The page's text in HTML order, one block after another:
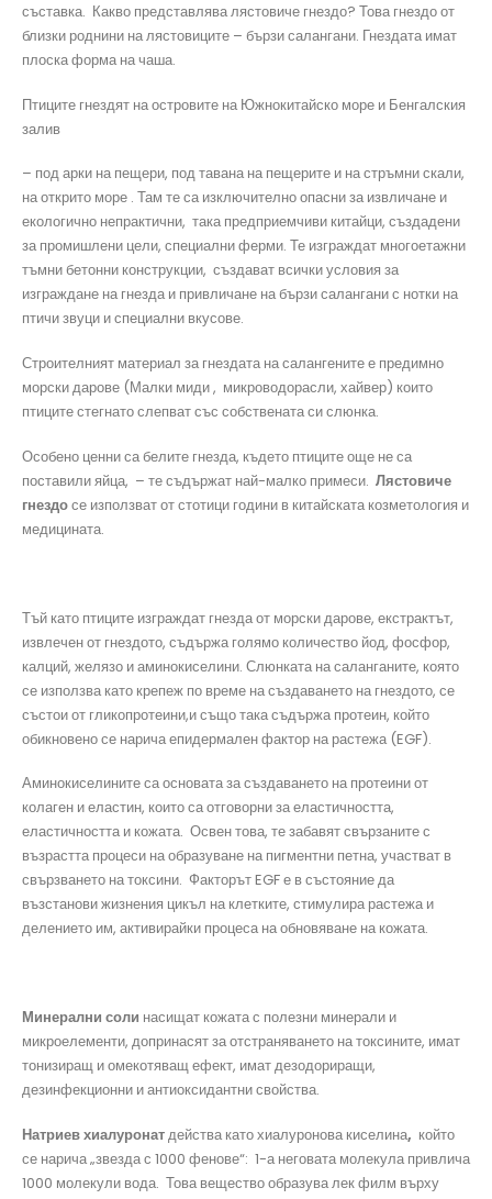
съставка. Какво представлява лястовиче гнездо? Това гнездо от
близки роднини на лястовиците – бързи салангани. Гнездата имат
плоска форма на чаша.
Птиците гнездят на островите на Южнокитайско море и Бенгалския
залив
– под арки на пещери, под тавана на пещерите и на стръмни скали,
на открито море . Там те са изключително опасни за извличане и
екологично непрактични, така предприемчиви китайци, създадени
за промишлени цели, специални ферми. Те изграждат многоетажни
тъмни бетонни конструкции, създават всички условия за
изграждане на гнезда и привличане на бързи салангани с нотки на
птичи звуци и специални вкусове.
Строителният материал за гнездата на салангените е предимно
морски дарове (Малки миди , микроводорасли, хайвер) които
птиците стегнато слепват със собствената си слюнка.
Особено ценни са белите гнезда, където птиците още не са
поставили яйца, – те съдържат най-малко примеси. Лястовиче
гнездосе използват от стотици години в китайската козметология и
медицината.
Тъй като птиците изграждат гнезда от морски дарове, екстрактът,
извлечен от гнездото, съдържа голямо количество йод, фосфор,
калций, желязо и аминокиселини. Слюнката на саланганите, която
се използва като крепеж по време на създаването на гнездото, се
състои от гликопротеини,и също така съдържа протеин, който
обикновено се нарича епидермален фактор на растежа (EGF).
Аминокиселините са основата за създаването на протеини от
колаген и еластин, които са отговорни за еластичността,
еластичността и кожата. Освен това, те забавят свързаните с
възрастта процеси на образуване на пигментни петна, участват в
свързването на токсини. Факторът EGF е в състояние да
възстанови жизнения цикъл на клетките, стимулира растежа и
делението им, активирайки процеса на обновяване на кожата.
Минерални соли насищат кожата с полезни минерали и
микроелементи, допринасят за отстраняването на токсините, имат
тонизиращ и омекотяващ ефект, имат дезодориращи,
дезинфекционни и антиоксидантни свойства.
Натриев хиалуронатдейства като хиалуронова киселина, който
се нарича „звезда с 1000 фенове“: 1-а неговата молекула привлича
1000 молекули вода. Това вещество образува лек филм върху